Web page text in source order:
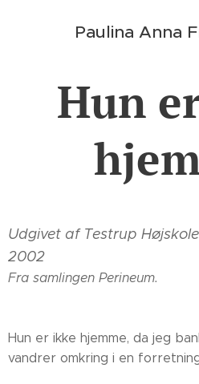
Paulina Anna
Hun
Udgivet af Testrup
2002
Fra samlingen Perineum.
Hun er ikke hjemme, da jeg
vandrer omkring i en